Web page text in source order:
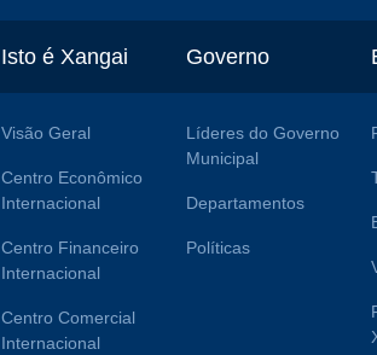
Isto é Xangai
Visão Geral
Centro Econômico
Internacional
Centro Financeiro
Internacional
Centro Comercial
Internacional
Governo
Líderes do Governo
Municipal
Departamentos
Políticas